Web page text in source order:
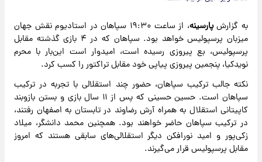
به گزارشپارسینه
، از ساعت ۱۹:۳۰ سپاهان در استادیوم نقش جهان
میزبان پرسپولیس خواهد بود. سپاهان که در ۴ بازی گذشته مقابل
پرسپولیس، بع پیروزی رسیده است، امیدوار است این‌بار با محرم
نویدکیا، پنجمین پیروزی پیاپی خود مقابل تراکتور را کسب کرد.
نکته جالب ترکیب سپاهان، حضور چند استقلالی با تجربه در ترکیب
سپاهان است. حسین حسینی که پس از ۱۱ سال بازی و بستن بازوبند
کاپیتانی استقلال به همراه آرش رضاوند در تابستان به اصفهان رفتند،
در ترکیب سپاهان حاضر خواهند بود. همچنین محمد دانشگر، میلاد
زکی‌پور و امید نورافکن دیگر استقلالی‌های سابقی هستند که امروز
مقابل پرسپولیس قرار می‌گیرند.